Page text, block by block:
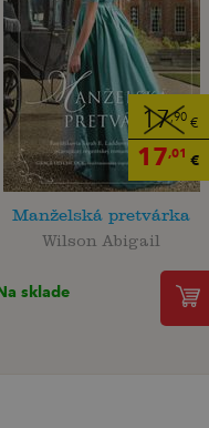
17,90 €
17,01 €
Manželská pretvárka
Wilson Abigail
sklade